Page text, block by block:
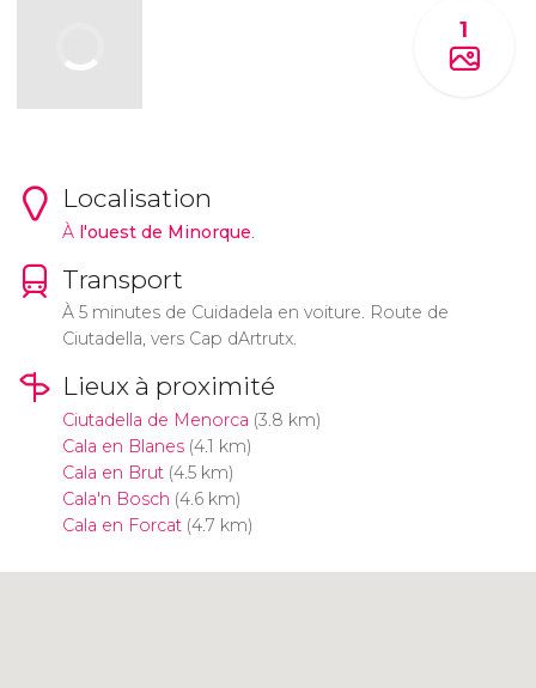
1
Localisation
Àl'ouest de Minorque
Transport
À 5 minutes de Cuidadela en voiture. Route de
Ciutadella, vers Cap dArtrutx.
Lieux à proximité
Ciutadella de Menorca (3.8 km)
Cala en Blanes(4.1 km)
Cala en Brut(4.5 km)
Cala'n Bosch (4.6 km)
Cala en Forcat(4.7 km)